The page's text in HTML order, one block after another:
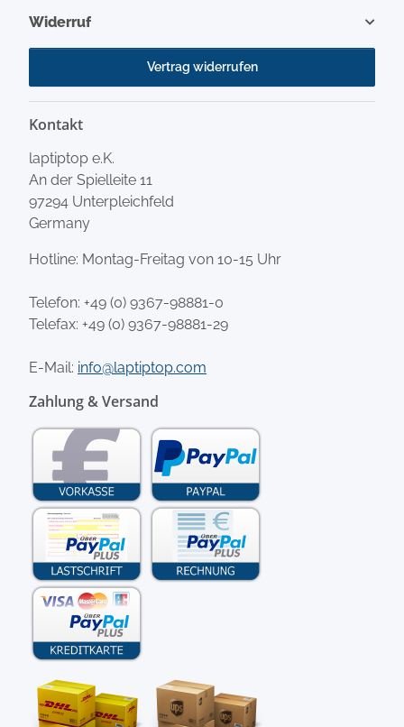
Widerruf
Vertrag widerrufen
Kontakt
laptiptop e.K.
An der Spielleite 11
97294 Unterpleichfeld
Germany
Hotline: Montag-Freitag von 10-15 Uhr
Telefon: +49 (0) 9367-98881-0
Telefax: +49 (0) 9367-98881-29
E-Mail: info@laptiptop.com
Zahlung & Versand